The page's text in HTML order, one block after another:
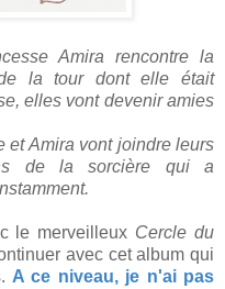
Amira rencontre la
la tour dont elle était
elles vont devenir amies
et Amira vont joindre leurs
de la sorcière qui a
le merveilleux Cercle du
avec cet album qui
A ce niveau, je n'ai pas